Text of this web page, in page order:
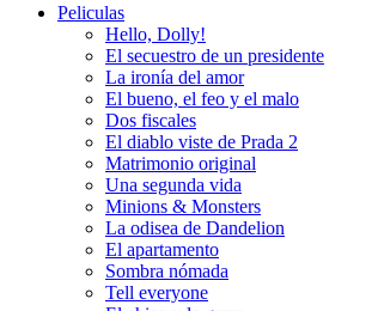
Peliculas
Hello, Dolly!
El secuestro de un presidente
La ironía del amor
El bueno, el feo y el malo
Dos fiscales
El diablo viste de Prada 2
Matrimonio original
Una segunda vida
Minions & Monsters
La odisea de Dandelion
El apartamento
Sombra nómada
Tell everyone